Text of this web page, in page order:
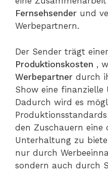
Fernsehsender und
Werbepartnern.
Der Sender trägt
Produktionskosten ,
Werbepartner durch
Show eine
Dadurch wird es
den Zuschauern
Unterhaltung zu
nur durch
sondern auch durch